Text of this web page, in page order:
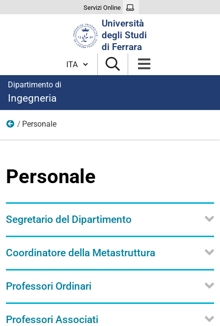
Servizi Online
Università
degli Studi
di Ferrara
Cambia lingua
Dipartimento di
Ingegneria
Organizzazione
Personale
Personale
Segretario del Dipartimento
Coordinatore della Metastruttura
Professori Ordinari
Professori Associati